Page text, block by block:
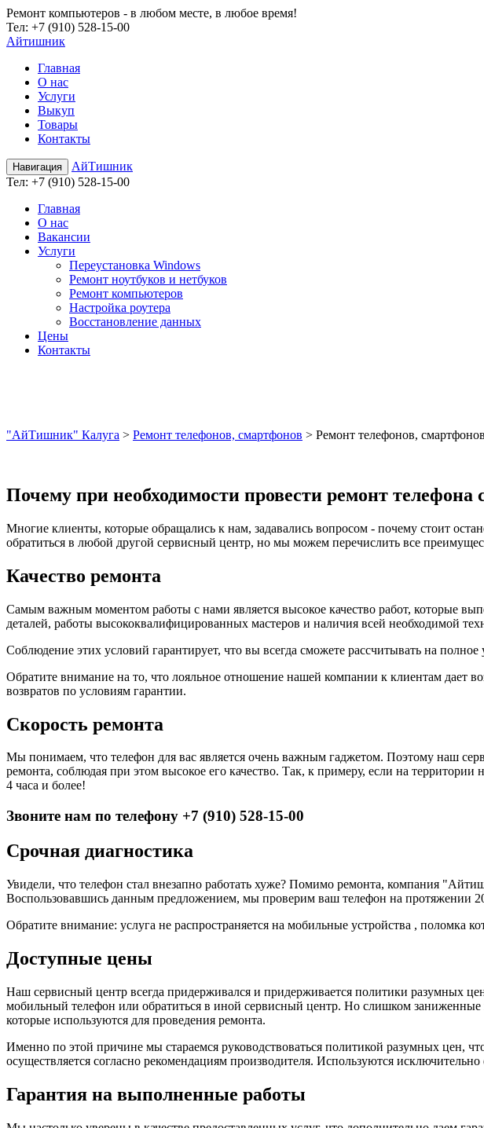
Ремонт компьютеров - в любом месте, в любое время!
Teл: +7 (910) 528-15-00
Айтишник
Главная
О нас
Услуги
Выкуп
Товары
Контакты
Навигация
АйТишник
Teл: +7 (910) 528-15-00
Главная
О нас
Вакансии
Услуги
Переустановка Windows
Ремонт ноутбуков и нетбуков
Ремонт компьютеров
Настройка роутера
Восстановление данных
Цены
Контакты
"АйТишник" Калуга > Ремонт телефонов, смартфонов > Ремонт телефонов, смартфонов
Почему при необходимости провести ремонт
Многие клиенты, которые обращались к нам, задавались вопросом - почему стоит
обратиться в любой другой сервисный центр, но мы можем перечислить все
Качество ремонта
Самым важным моментом работы с нами является высокое качество работ, которые
деталей, работы высококвалифицированных мастеров и наличия всей необходимой
Соблюдение этих условий гарантирует, что вы всегда сможете рассчитывать на
Обратите внимание на то, что лояльное отношение нашей компании к клиентам дает
возвратов по условиям гарантии.
Скорость ремонта
Мы понимаем, что телефон для вас является очень важным гаджетом. Поэтому наш
ремонта, соблюдая при этом высокое его качество. Так, к примеру, если на
4 часа и более!
Звоните нам по телефону +7 (910) 528-15-00
Срочная диагностика
Увидели, что телефон стал внезапно работать хуже? Помимо ремонта, компания
Воспользовавшись данным предложением, мы проверим ваш телефон на протяжении
Обратите внимание: услуга не распространяется на мобильные устройства , поломка
Доступные цены
Наш сервисный центр всегда придерживался и придерживается политики разумных
мобильный телефон или обратиться в иной сервисный центр. Но слишком заниженные
которые используются для проведения ремонта.
Именно по этой причине мы стараемся руководствоваться политикой разумных цен,
осуществляется согласно рекомендациям производителя. Используются
Гарантия на выполненные работы